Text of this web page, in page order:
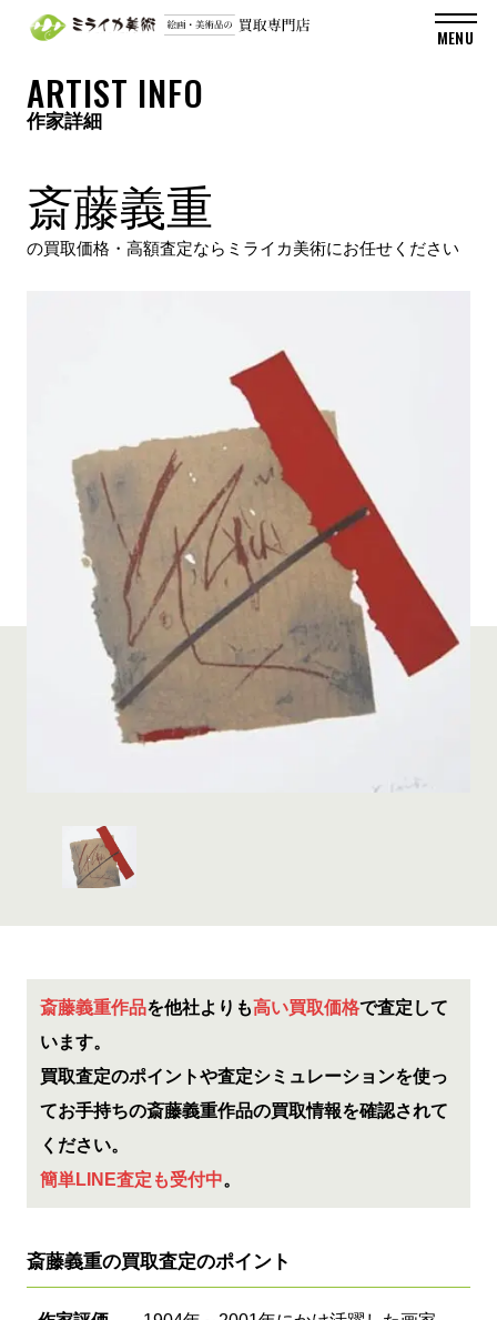
ARTIST INFO
作家詳細
斎藤義重
の買取価格・高額査定ならミライカ美術にお任せください
斎藤義重作品 を他社よりも 高い買取価格
で査定して
買取査定のポイントや査定シミュレーションを使っ
簡単LINE査定も受付中。